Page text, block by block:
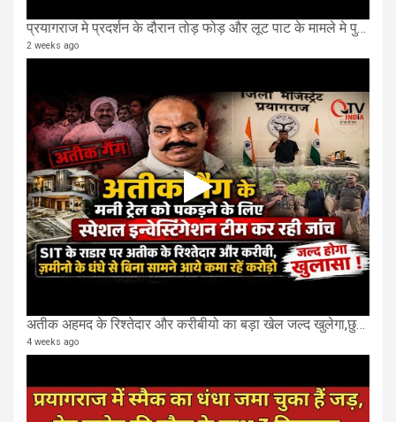
प्रयागराज मे प्रदर्शन के दौरान तोड़ फोड़ और लूट पाट के मामले मे पुलिस शुरू हुआ Action
2 weeks ago
अतीक अहमद के रिश्तेदार और करीबीयो का बड़ा खेल जल्द खुलेगा,छुप कर करोड़ो कमाने वाले SIT के राडार पर
4 weeks ago